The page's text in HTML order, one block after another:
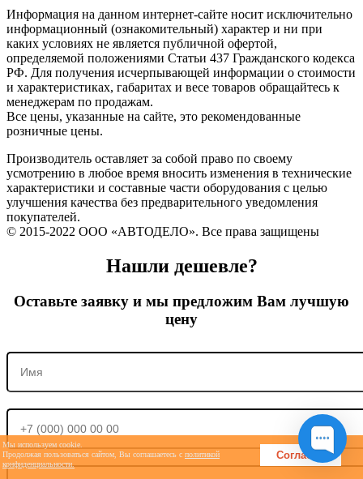
Информация на данном интернет-сайте носит исключительно
информационный (ознакомительный) характер и ни при
каких условиях не является публичной офертой,
определяемой положениями Статьи 437 Гражданского кодекса
РФ. Для получения исчерпывающей информации о стоимости
и характеристиках, габаритах и весе товаров обращайтесь к
менеджерам по продажам.
Все цены, указанные на сайте, это рекомендованные
розничные цены.
Производитель оставляет за собой право по своему
усмотрению в любое время вносить изменения в технические
характеристики и составные части оборудования с целью
улучшения качества без предварительного уведомления
покупателей.
© 2015-2022 ООО «АВТОДЕЛО». Все права защищены
Нашли дешевле?
Оставьте заявку и мы предложим Вам лучшую
цену
Мы используем cookie.
Продолжая пользоваться сайтом, Вы соглашаетесь с политикой
конфиденциальности.
Согласен